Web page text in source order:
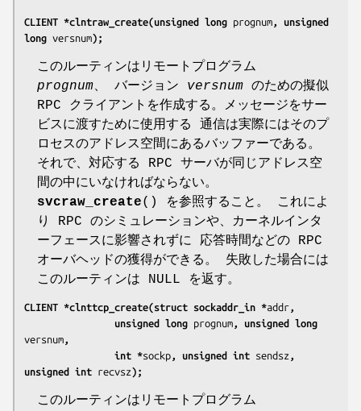
CLIENT *clntraw_create(unsigned long prognum , unsigned
long versnum);
このルーティンはリモートプログラム
prognum、 バージョン versnum のための擬似
RPC クライアントを作成する。メッセージをサー
ビスに渡すために使用する 通信は実際にはそのプ
ロセスのアドレス空間にあるバッファーである。
それで、対応する RPC サーバが同じアドレス空
間の中にいなければならない。
svcraw_create() を参照すること。 これによ
り RPC のシミュレーションや、カーネルインタ
ーフェースに影響されずに 応答時間などの RPC
オーバヘッドの獲得ができる。 失敗した場合には
このルーティンは NULL を返す。
CLIENT *clnttcp_create(struct sockaddr_in *addr ,
                unsigned long
prognum
versnum ,
                int *
sockp , unsigned int sendsz ,
unsigned int recvsz);
このルーティンはリモートプログラム